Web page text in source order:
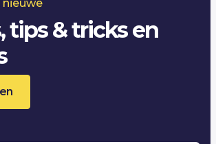
tips & tricks en